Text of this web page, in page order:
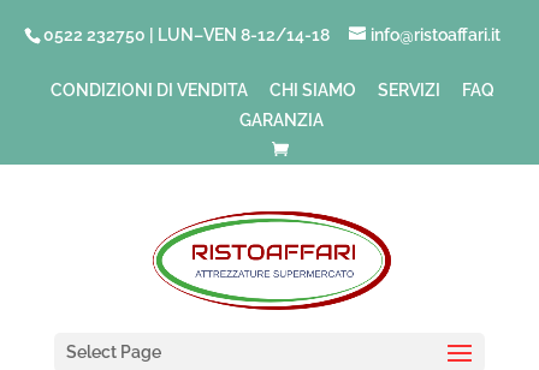
0522 232750 | LUN–VEN 8-12/14-18 info@ristoaffari.it
CONDIZIONI DI VENDITA CHI SIAMO SERVIZI
FAQ
GARANZIA
Select Page